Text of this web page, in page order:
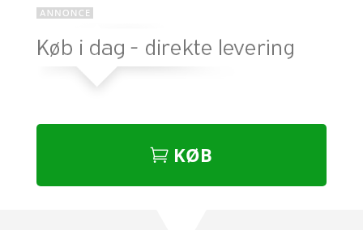
KØB